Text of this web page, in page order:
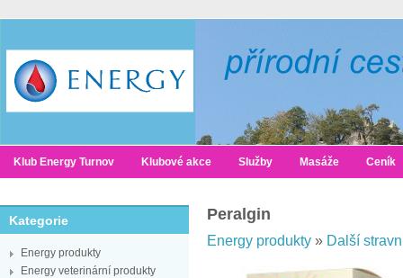
Klub Energy Turnov Klubové akce Služby Masáže Ceník
Kategorie
Energy produkty
Energy veterinární produkty
Peralgin
Energy produkty » Další